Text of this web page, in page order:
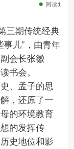
阅读1
三期传统经典
事儿”，由青年
会长张徽
书会。
、孟子的思
，还原了一
的环境教育
的发挥传
史地位和影